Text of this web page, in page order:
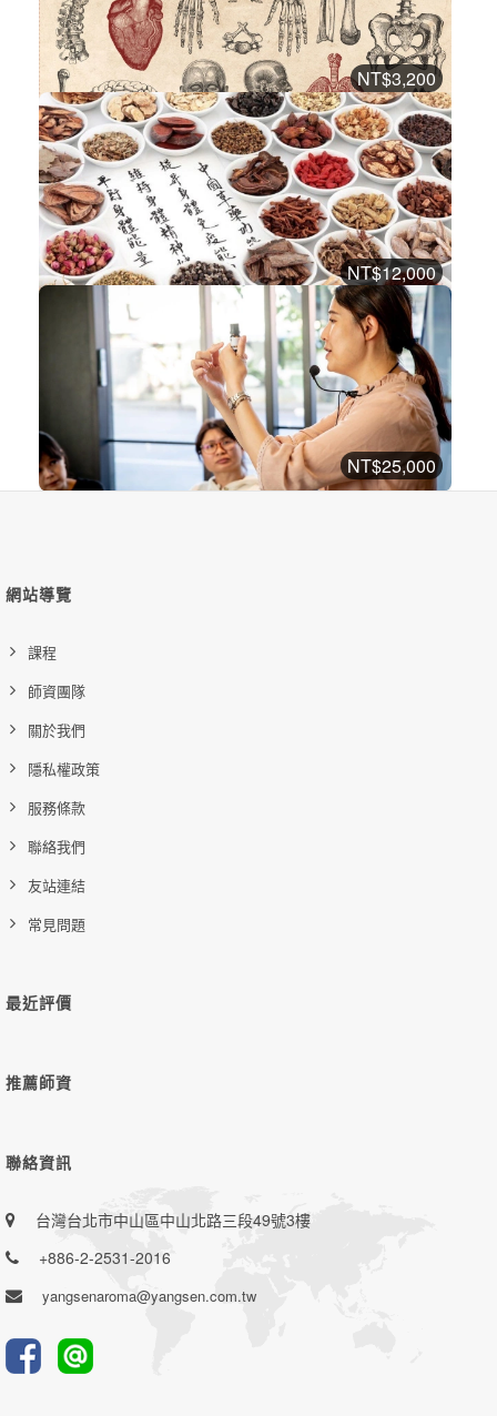
2107
2
NT$3,200
芳療師的解剖生理學入門認證課
NAHA認證課程 加入購物車
購買後有效期限：2026-10-17
21034
14
NT$12,000
中草藥精油概論與實務認證課程
漢方芳療認證課程 加入購物車
購買後有效期限：2026-10-17
20710
14
NT$25,000
網站導覽
課程
師資團隊
關於我們
隱私權政策
服務條款
聯絡我們
友站連結
常見問題
最近評價
推薦師資
聯絡資訊
台灣台北市中山區中山北路三段49號3樓
+886-2-2531-2016
yangsenaroma@yangsen.com.tw